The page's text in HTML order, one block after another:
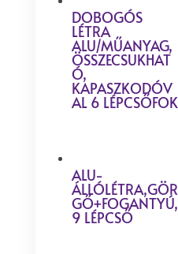
DOBOGÓS
LÉTRA
ALU/MŰANYAG,
ÖSSZECSUKHAT
Ó,
KAPASZKODÓV
AL 6 LÉPCSŐFOK
ALU-
ÁLLÓLÉTRA,GÖR
GŐ+FOGANTYÚ,
9 LÉPCSŐ